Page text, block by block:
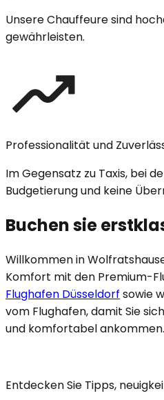
Unsere Chauffeure sind
gewährleisten.
Professionalität und
Im Gegensatz zu Taxis, bei
Budgetierung und keine
Buchen sie
Willkommen in
Komfort mit den Premium-
Flughafen Düsseldorf sowie
vom Flughafen, damit Sie
und komfortabel ankommen.
Entdecken Sie Tipps,